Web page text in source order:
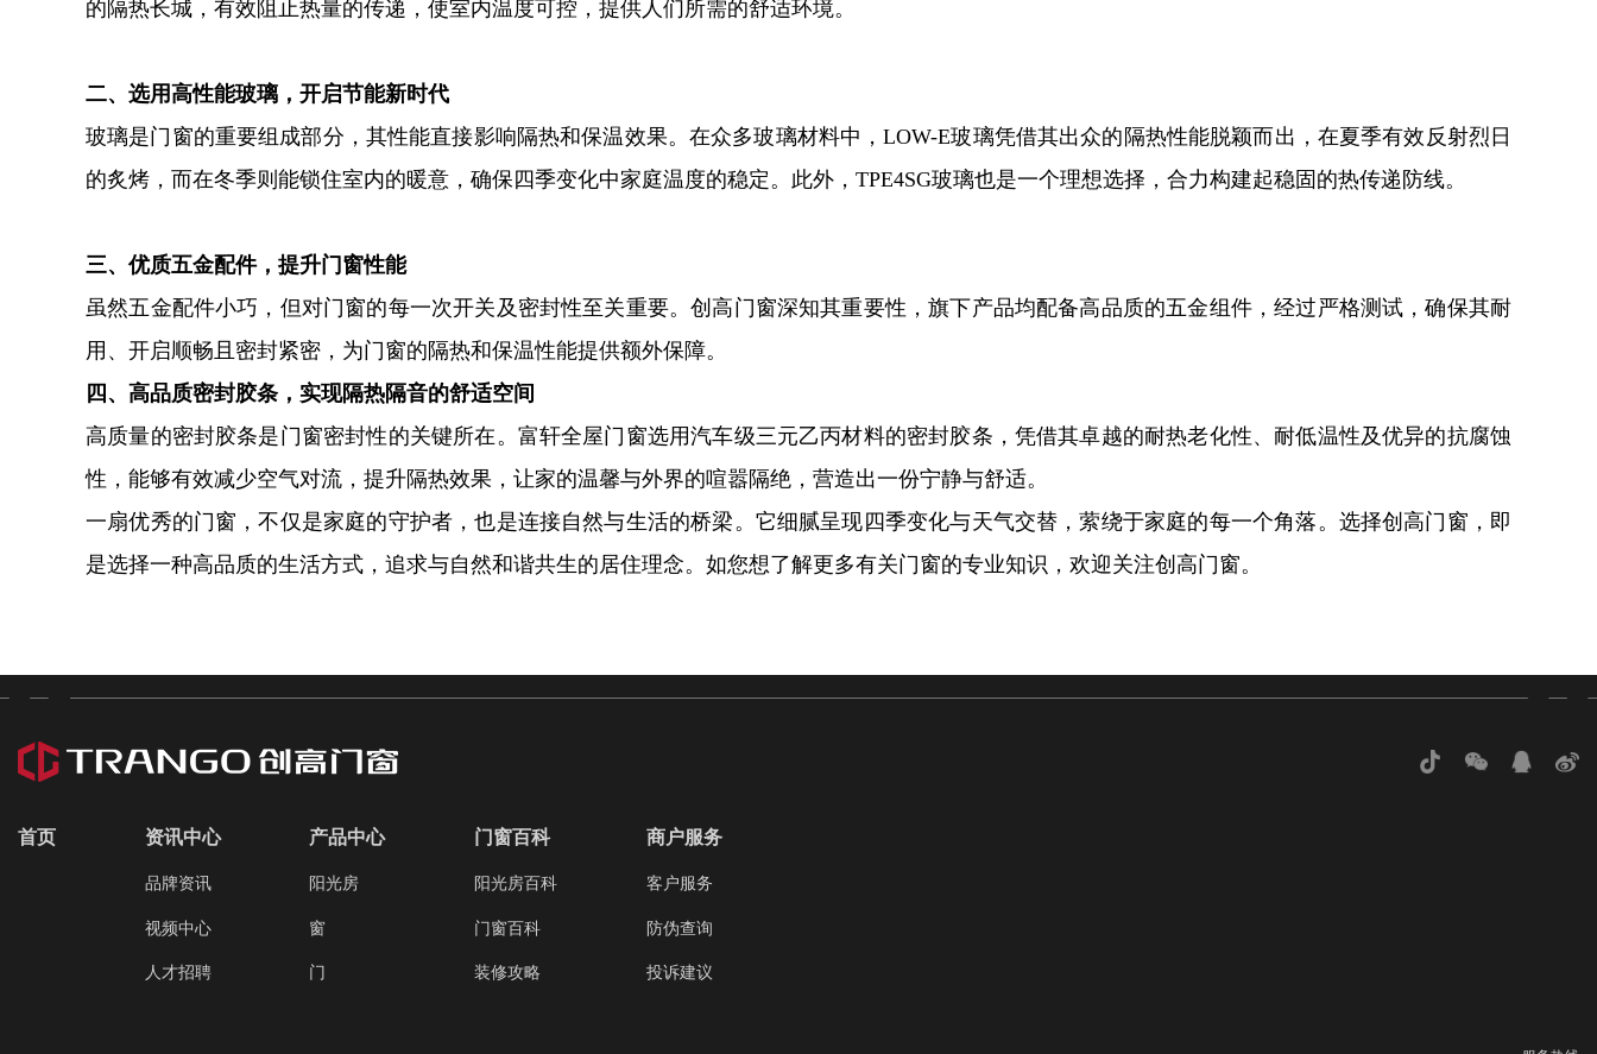
的隔热长城，有效阻止热量的传递，使室内温度可控，提供人们所需的舒适环境。
二、选用高性能玻璃，开启节能新时代
玻璃是门窗的重要组成部分，其性能直接影响隔热和保温效果。在众多玻璃材料中，LOW-E玻璃凭借其出众的隔热性能脱颖而出，在夏季有效反射烈日
的炙烤，而在冬季则能锁住室内的暖意，确保四季变化中家庭温度的稳定。此外，TPE4SG玻璃也是一个理想选择，合力构建起稳固的热传递防线。
三、优质五金配件，提升门窗性能
虽然五金配件小巧，但对门窗的每一次开关及密封性至关重要。创高门窗深知其重要性，旗下产品均配备高品质的五金组件，经过严格测试，确保其耐
用、开启顺畅且密封紧密，为门窗的隔热和保温性能提供额外保障。
四、高品质密封胶条，实现隔热隔音的舒适空间
高质量的密封胶条是门窗密封性的关键所在。富轩全屋门窗选用汽车级三元乙丙材料的密封胶条，凭借其卓越的耐热老化性、耐低温性及优异的抗腐蚀
性，能够有效减少空气对流，提升隔热效果，让家的温馨与外界的喧嚣隔绝，营造出一份宁静与舒适。
一扇优秀的门窗，不仅是家庭的守护者，也是连接自然与生活的桥梁。它细腻呈现四季变化与天气交替，萦绕于家庭的每一个角落。选择创高门窗，即
是选择一种高品质的生活方式，追求与自然和谐共生的居住理念。如您想了解更多有关门窗的专业知识，欢迎关注创高门窗。
首页 资讯中心
品牌资讯
视频中心
人才招聘
产品中心
阳光房
窗
门
门窗百科
阳光房百科
门窗百科
装修攻略
商户服务
客户服务
防伪查询
投诉建议